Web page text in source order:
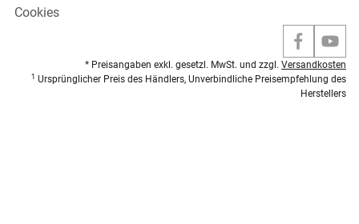
Cookies
* Preisangaben exkl. gesetzl. MwSt. und zzgl. Versandkosten
1 Ursprünglicher Preis des Händlers, Unverbindliche Preisempfehlung des
Herstellers